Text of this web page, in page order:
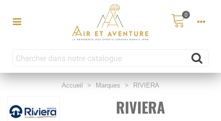
0
Accueil > Marques > RIVIERA
RIVIERA